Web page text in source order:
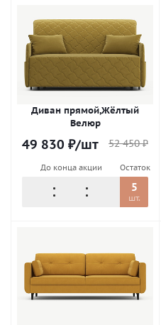
Диван прямой,Жёлтый
Велюр
49 830 ₽/шт 52 450₽
До конца акции Остаток
5
шт.